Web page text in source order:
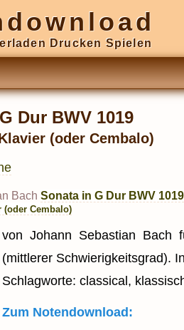
Drucken Spielen
Dur BWV 1019
(oder Cembalo)
Bach Sonata in G Dur BWV 1019
Cembalo)
von Johann Sebastian Bach
(mittlerer Schwierigkeitsgrad).
Schlagworte: classical,
Zum Notendownload: